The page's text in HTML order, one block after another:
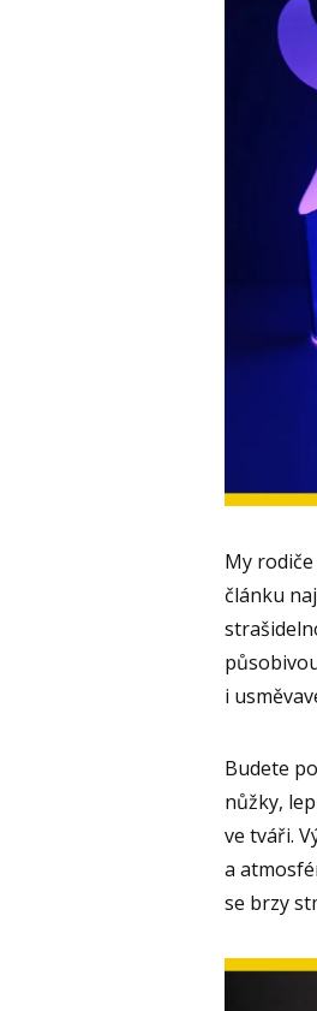
My
článku
i
Budete
nůžky,
ve tváři.
a
se brzy